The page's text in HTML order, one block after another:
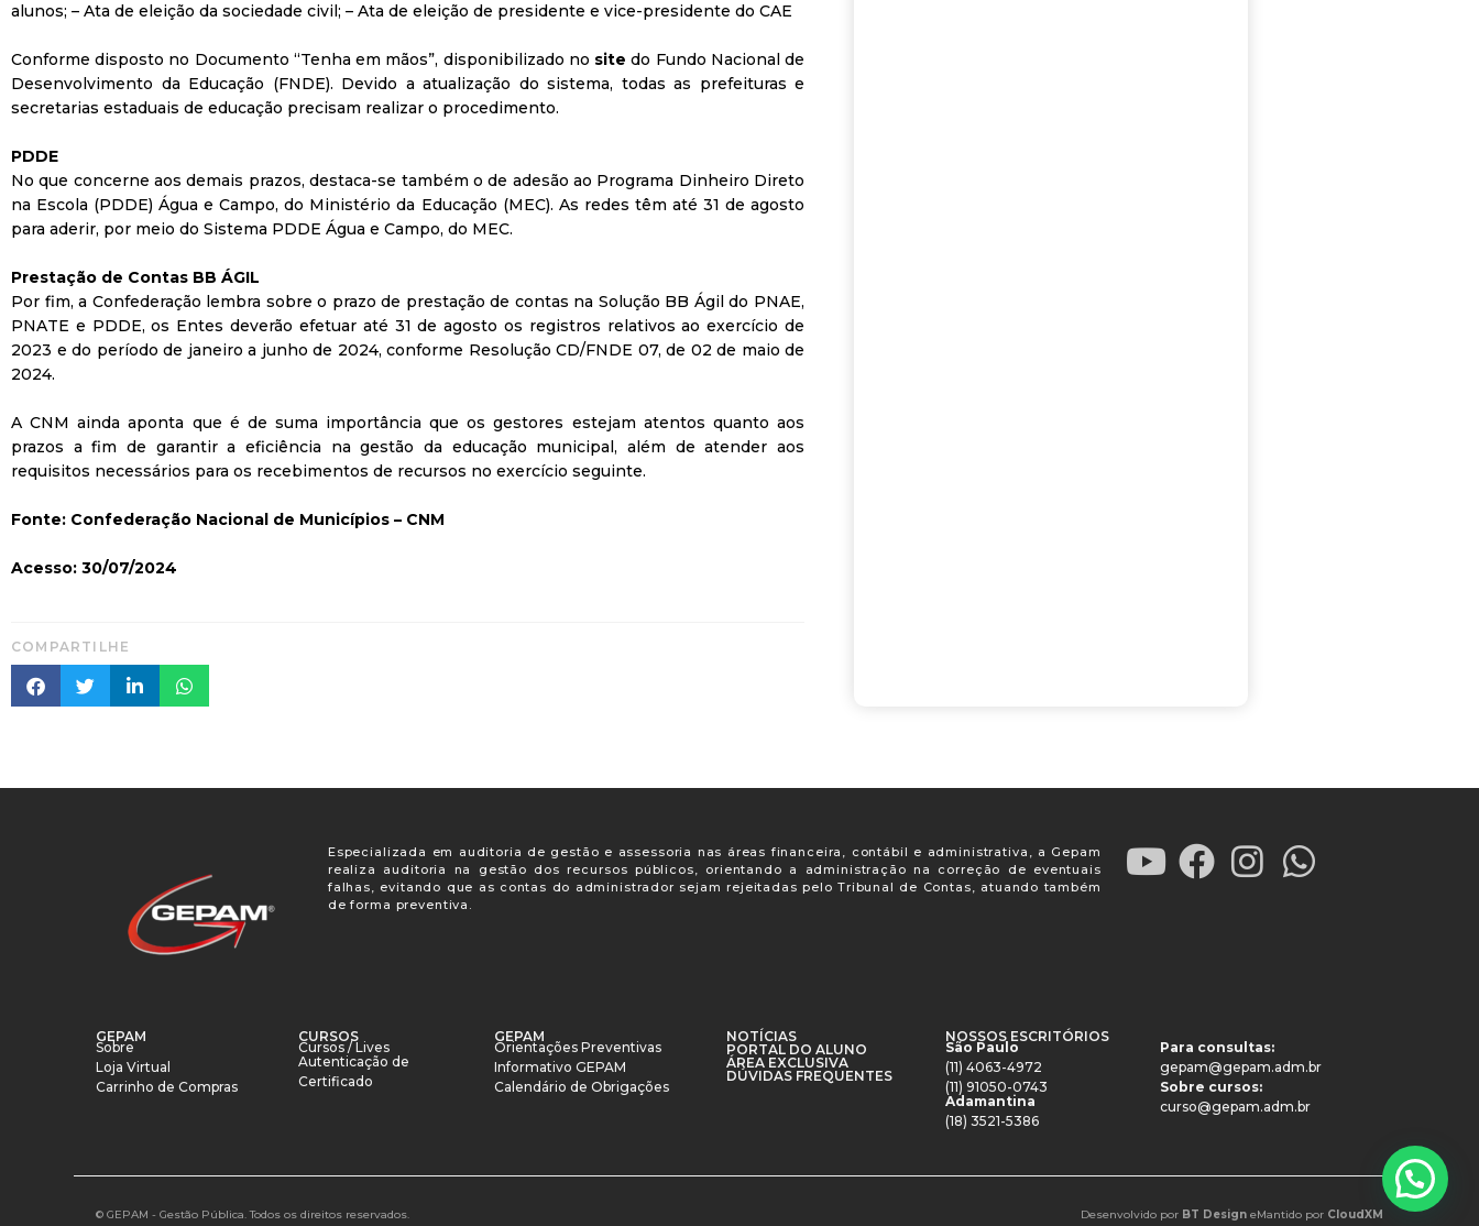
alunos; – Ata de eleição da sociedade civil; – Ata de eleição de presidente e vice-presidente do CAE
Conforme disposto no Documento “Tenha em mãos”, disponibilizado no sitedo Fundo Nacional de
Desenvolvimento da Educação (FNDE). Devido a atualização do sistema, todas as prefeituras e
secretarias estaduais de educação precisam realizar o procedimento.
PDDE
No que concerne aos demais prazos, destaca-se também o de adesão ao Programa Dinheiro Direto
na Escola (PDDE) Água e Campo, do Ministério da Educação (MEC). As redes têm até 31 de agosto
para aderir, por meio do Sistema PDDE Água e Campo, do MEC.
Prestação de Contas BB ÁGIL
Por fim, a Confederação lembra sobre o prazo de prestação de contas na Solução BB Ágil do PNAE,
PNATE e PDDE, os Entes deverão efetuar até 31 de agosto os registros relativos ao exercício de
2023 e do período de janeiro a junho de 2024, conforme Resolução CD/FNDE 07, de 02 de maio de
2024.
A CNM ainda aponta que é de suma importância que os gestores estejam atentos quanto aos
prazos a fim de garantir a eficiência na gestão da educação municipal, além de atender aos
requisitos necessários para os recebimentos de recursos no exercício seguinte.
Fonte: Confederação Nacional de Municípios – CNM
Acesso: 30/07/2024
COMPARTILHE
Especializada em auditoria de gestão e assessoria nas áreas financeira, contábil e administrativa, a Gepam
realiza auditoria na gestão dos recursos públicos, orientando a administração na correção de eventuais
falhas, evitando que as contas do administrador sejam rejeitadas pelo Tribunal de Contas, atuando também
de forma preventiva.
GEPAM
Sobre
Loja Virtual
Carrinho de Compras
CURSOS
Cursos / Lives
Autenticação de
Certificado
GEPAM
Orientações Preventivas
Informativo GEPAM
Calendário de Obrigações
NOTÍCIAS
PORTAL DO ALUNO
ÁREA EXCLUSIVA
DÚVIDAS FREQUENTES
NOSSOS ESCRITÓRIOS
São Paulo
(11) 4063-4972
(11) 91050-0743
Adamantina
(18) 3521-5386
Para consultas:
gepam@gepam.adm.br
Sobre cursos:
curso@gepam.adm.br
© GEPAM - Gestão Pública. Todos os direitos reservados. Desenvolvido por BT DesigneMantido por CloudXM